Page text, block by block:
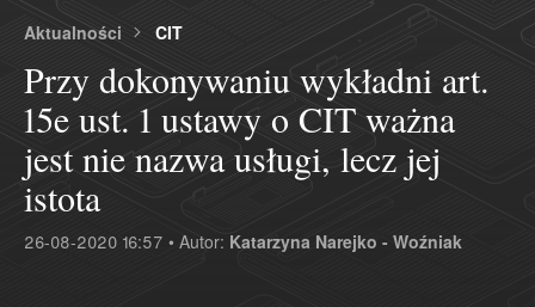
Aktualności CIT
Przy dokonywaniu wykładni art.
15e ust. 1 ustawy o CIT ważna
jest nie nazwa usługi, lecz jej
istota
26-08-2020 16:57 • Autor: Katarzyna Narejko - Woźniak